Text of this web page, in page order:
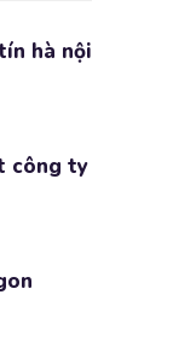
hà nội
công ty